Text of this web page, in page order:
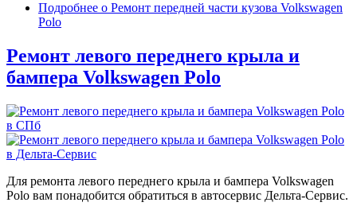
Подробнее о Ремонт передней части кузова Volkswagen
Polo
Ремонт левого переднего крыла и
бампера Volkswagen Polo
Для ремонта левого переднего крыла и бампера Volkswagen
Polo вам понадобится обратиться в автосервис Дельта-Сервис.